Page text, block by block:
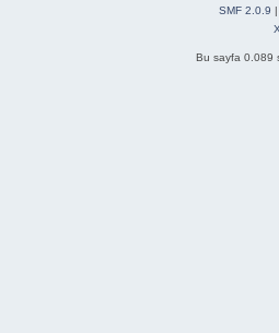
SMF 2.0.9 |
Bu sayfa 0.089